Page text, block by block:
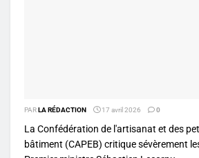
PARLA RÉDACTION 17 avril 2026 0
La Confédération de l'artisanat et des
bâtiment (CAPEB) critique sévèrement